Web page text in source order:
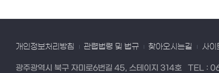
개인정보처리방침 관렵법령 및 법규 찾아오시는길 사이
광주광역시 북구 자미로6번길 45, 스테이지 314호 TEL :